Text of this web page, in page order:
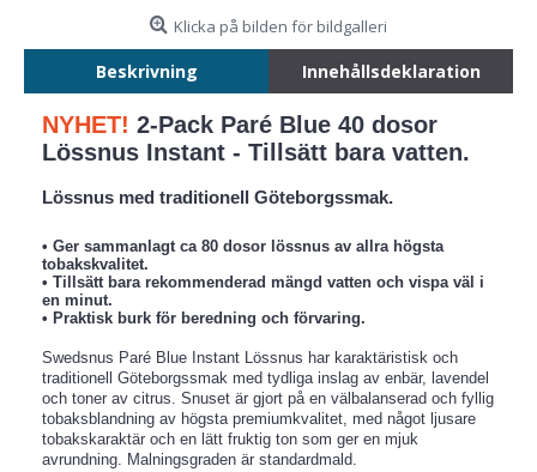
Klicka på bilden för bildgalleri
Beskrivning Innehållsdeklaration
NYHET! 2-Pack Paré Blue 40 dosor
Lössnus Instant - Tillsätt bara vatten.
Lössnus med traditionell Göteborgssmak.
• Ger sammanlagt ca 80 dosor lössnus av allra högsta
tobakskvalitet.
• Tillsätt bara rekommenderad mängd vatten och vispa väl i
en minut.
• Praktisk burk för beredning och förvaring.
Swedsnus Paré Blue Instant Lössnus har karaktäristisk och
traditionell Göteborgssmak med tydliga inslag av enbär, lavendel
och toner av citrus. Snuset är gjort på en välbalanserad och fyllig
tobaksblandning av högsta premiumkvalitet, med något ljusare
tobakskaraktär och en lätt fruktig ton som ger en mjuk
avrundning. Malningsgraden är standardmald.